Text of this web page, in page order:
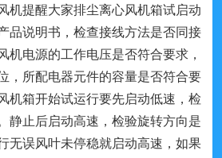
机提醒大家排尘离心风机箱试启动
品说明书，检查接线方法是否同接
机电源的工作电压是否符合要求，
，所配电器元件的容量是否符合要
机箱开始试运行要先启动低速，检
静止后启动高速，检验旋转方向是
无误风叶未停稳就启动高速，如果